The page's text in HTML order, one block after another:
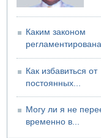
Каким законом
Как избавиться от
постоянных...
Могу ли я не
временно в...